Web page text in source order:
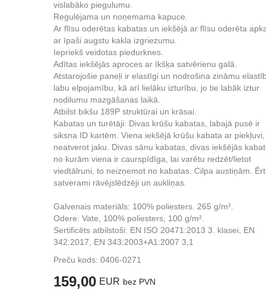
vislabāko piegulumu.
Regulējama un noņemama kapuce.
Ar flīsu oderētas kabatas un iekšējā ar flīsu oderēta
ar īpaši augstu kakla izgriezumu.
Iepriekš veidotas piedurknes.
Adītas iekšējās aproces ar īkšķa satvērienu galā.
Atstarojošie paneļi ir elastīgi un nodrošina zināmu
labu elpojamību, kā arī lielāku izturību, jo tie labāk iztur
nodilumu mazgāšanas laikā.
Atbilst bikšu 189P struktūrai un krāsai.
Kabatas un turētāji: Divas krūšu kabatas, labajā pusē ir
siksna ID kartēm. Viena iekšējā krūšu kabata ar piekļuvi,
neatverot jaku. Divas sānu kabatas, divas iekšējās
no kurām viena ir caurspīdīga, lai varētu redzēt/lietot
viedtālruni, to neizņemot no kabatas. Cilpa austiņām.
satverami rāvējslēdzēji un aukliņas.
Galvenais materiāls: 100% poliesters. 265 g/m².
Odere: Vate, 100% poliesters, 100 g/m².
Sertificēts atbilstoši: EN ISO 20471:2013 3. klasei, EN
342:2017, EN 343:2003+A1:2007 3,1
Preču kods: 0406-0271
159,00 EUR bez PVN